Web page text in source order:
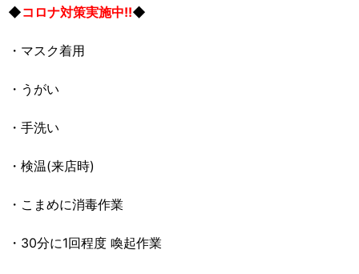
◆コロナ対策実施中!!◆
・マスク着用
・うがい
・手洗い
・検温(来店時)
・こまめに消毒作業
・30分に1回程度 喚起作業